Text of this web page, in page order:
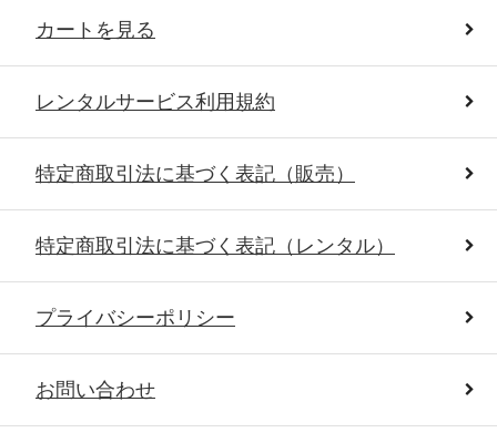
カートを見る
レンタルサービス利用規約
特定商取引法に基づく表記（販売）
特定商取引法に基づく表記（レンタル）
プライバシーポリシー
お問い合わせ